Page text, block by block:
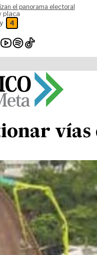
el panorama electoral
placa
y 4
vías